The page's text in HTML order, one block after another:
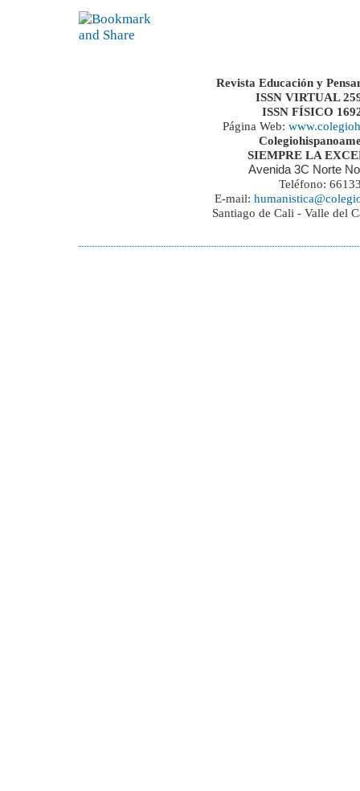
Revista Educación y
ISSN VIRTUAL
ISSN FÍSICO
Página Web:
SIEMPRE LA
Avenida 3C Norte
Teléfono:
E-mail:
Santiago de Cali - Valle del